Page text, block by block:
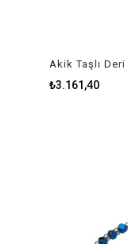
₺3.161,40